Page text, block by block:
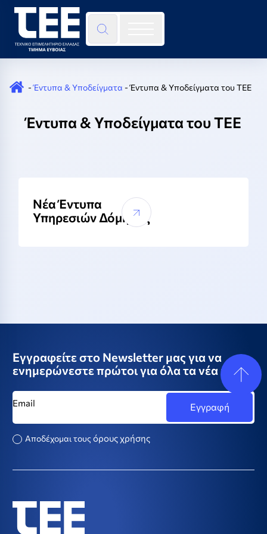
×
-Έντυπα & Υποδείγματα -Έντυπα & Υποδείγματα του ΤΕΕ
Έντυπα & Υποδείγματα του ΤΕΕ
Νέα Έντυπα
Υπηρεσιών Δόμησης
Εγγραφείτε στο Newsletter μας για να
ενημερώνεστε πρώτοι για όλα τα νέα μας
Αποδέχομαι τουςόρους χρήσης